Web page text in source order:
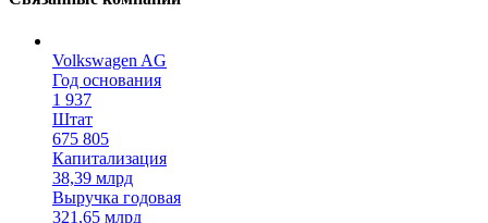
Volkswagen AG
Год основания
1 937
Штат
675 805
Капитализация
38,39 млрд
Выручка годовая
321,65 млрд